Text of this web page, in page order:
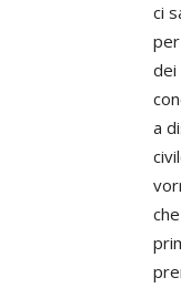
ci
dei
a